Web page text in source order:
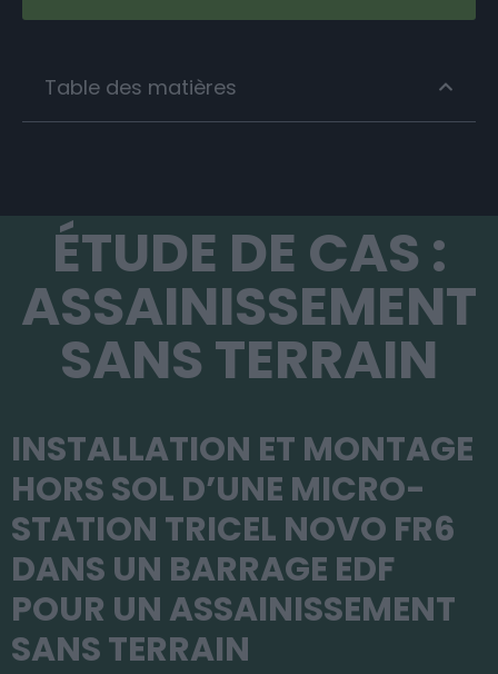
Table des matières
ÉTUDE DE CAS :
ASSAINISSEMENT
SANS TERRAIN
INSTALLATION ET MONTAGE
HORS SOL D’UNE MICRO-
STATION TRICEL NOVO FR6
DANS UN BARRAGE EDF
POUR UN ASSAINISSEMENT
SANS TERRAIN